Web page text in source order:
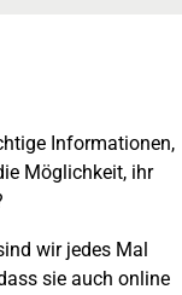
Informationen,
Möglichkeit, ihr
wir jedes Mal
sie auch online